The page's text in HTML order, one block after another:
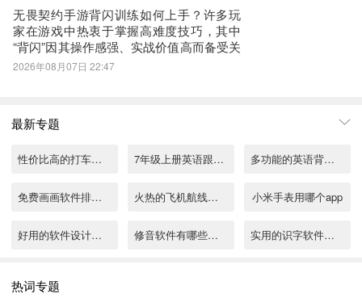
们可以看到搜索结果罗列出来，里面都是有HelloTalk下载的相关信
息下载网站，当然推荐大家选择PP助手、豌豆荚这类比较知名的网
站下载更加安全可靠
第三步：
提供了HelloTalk的下载链接，有安全下载和普通下载，能选择安全
的最好还是选择安全下载
第四步：
路径根据个人喜爱可改可不改，这边小编选择默认路径。单击确定，
步：
HelloTalkAPP图标进入欢迎页就可以开始使用了
无畏契约手游背闪训练如何上手？许多玩
家在游戏中热衷于掌握高难度技巧，其中
“背闪”因其操作感强、实战价值高而备受关
注。如今游戏内已正式上线专属的背闪训
致盲的问题，官方推出的背闪训练模块现
2026年08月07日 22:47
最新专题
性价比高的打车用什么软件 7年级上册英语跟读app有哪些 多功能的英语背单词软件推荐
免费画画软件排行榜 火热的飞机航线轨迹图app推荐 小米手表用哪个app
好用的软件设计有哪些 修音软件有哪些好用 实用的识字软件有哪些
热词专题